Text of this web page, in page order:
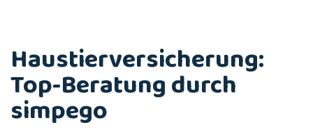
Haustierversicherung:
Top-Beratung durch
simpego